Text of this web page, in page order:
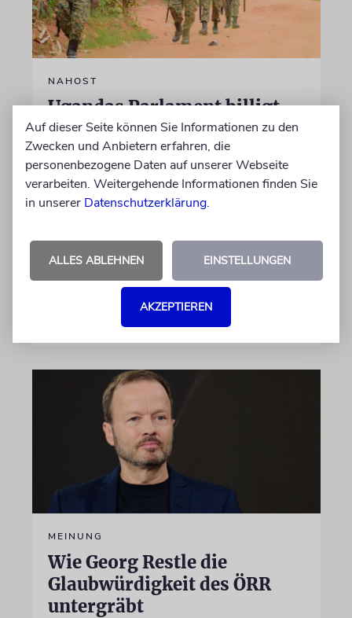
NAHOST
Ugandas Parlament billigt
Truppenentsendung nach
Gaza
Auf US-Anfrage soll sich ein Kontingent der
ugandischen Armee der geplanten
größten Truppenstellern für
MEINUNG
Wie Georg Restle die
Glaubwürdigkeit des ÖRR
untergräbt
Auf dieser Seite können Sie Informationen zu den
Zwecken und Anbietern erfahren, die
personenbezogene Daten auf unserer Webseite
verarbeiten. Weitergehende Informationen finden Sie
in unserer Datenschutzerklärung.
ALLES ABLEHNEN EINSTELLUNGEN
AKZEPTIEREN